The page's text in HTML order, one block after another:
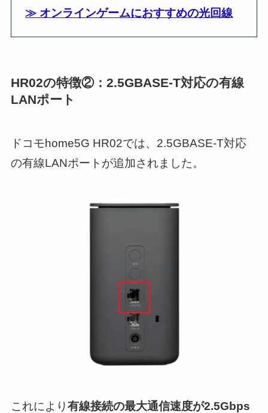
≫ オンラインゲームにおすすめの光回線
HR02の特徴②：2.5GBASE-T対応の有線
LANポート
ドコモhome5G HR02では、2.5GBASE-T対応
の有線LANポートが追加されました。
これにより有線接続の最大通信速度が2.5Gbps